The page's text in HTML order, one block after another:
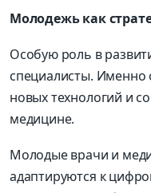
Молодежь как
Особую роль в
специалисты. Именно
новых технологий и
медицине.
Молодые врачи и
адаптируются к